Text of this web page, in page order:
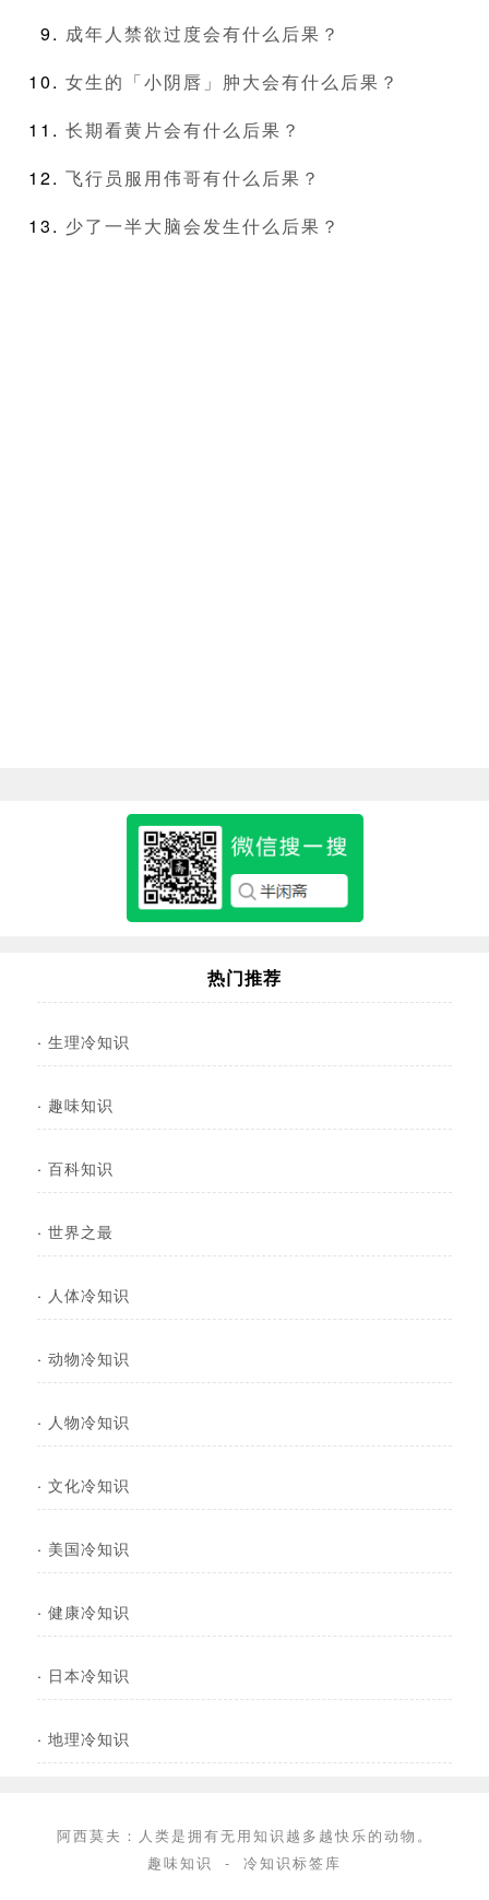
成年人禁欲过度会有什么后果？
女生的「小阴唇」肿大会有什么后果？
长期看黄片会有什么后果？
飞行员服用伟哥有什么后果？
少了一半大脑会发生什么后果？
热门推荐
· 生理冷知识
· 趣味知识
· 百科知识
· 世界之最
· 人体冷知识
· 动物冷知识
· 人物冷知识
· 文化冷知识
· 美国冷知识
· 健康冷知识
· 日本冷知识
· 地理冷知识
阿西莫夫：人类是拥有无用知识越多越快乐的动物。
趣味知识
- 冷知识标签库